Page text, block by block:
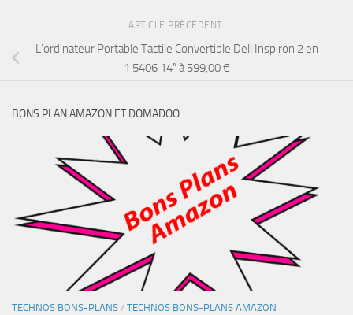
ARTICLE PRÉCÉDENT
L’ordinateur Portable Tactile Convertible Dell Inspiron 2 en
1 5406 14″ à 599,00 €
BONS PLAN AMAZON ET DOMADOO
TECHNOS BONS-PLANS / TECHNOS BONS-PLANS AMAZON